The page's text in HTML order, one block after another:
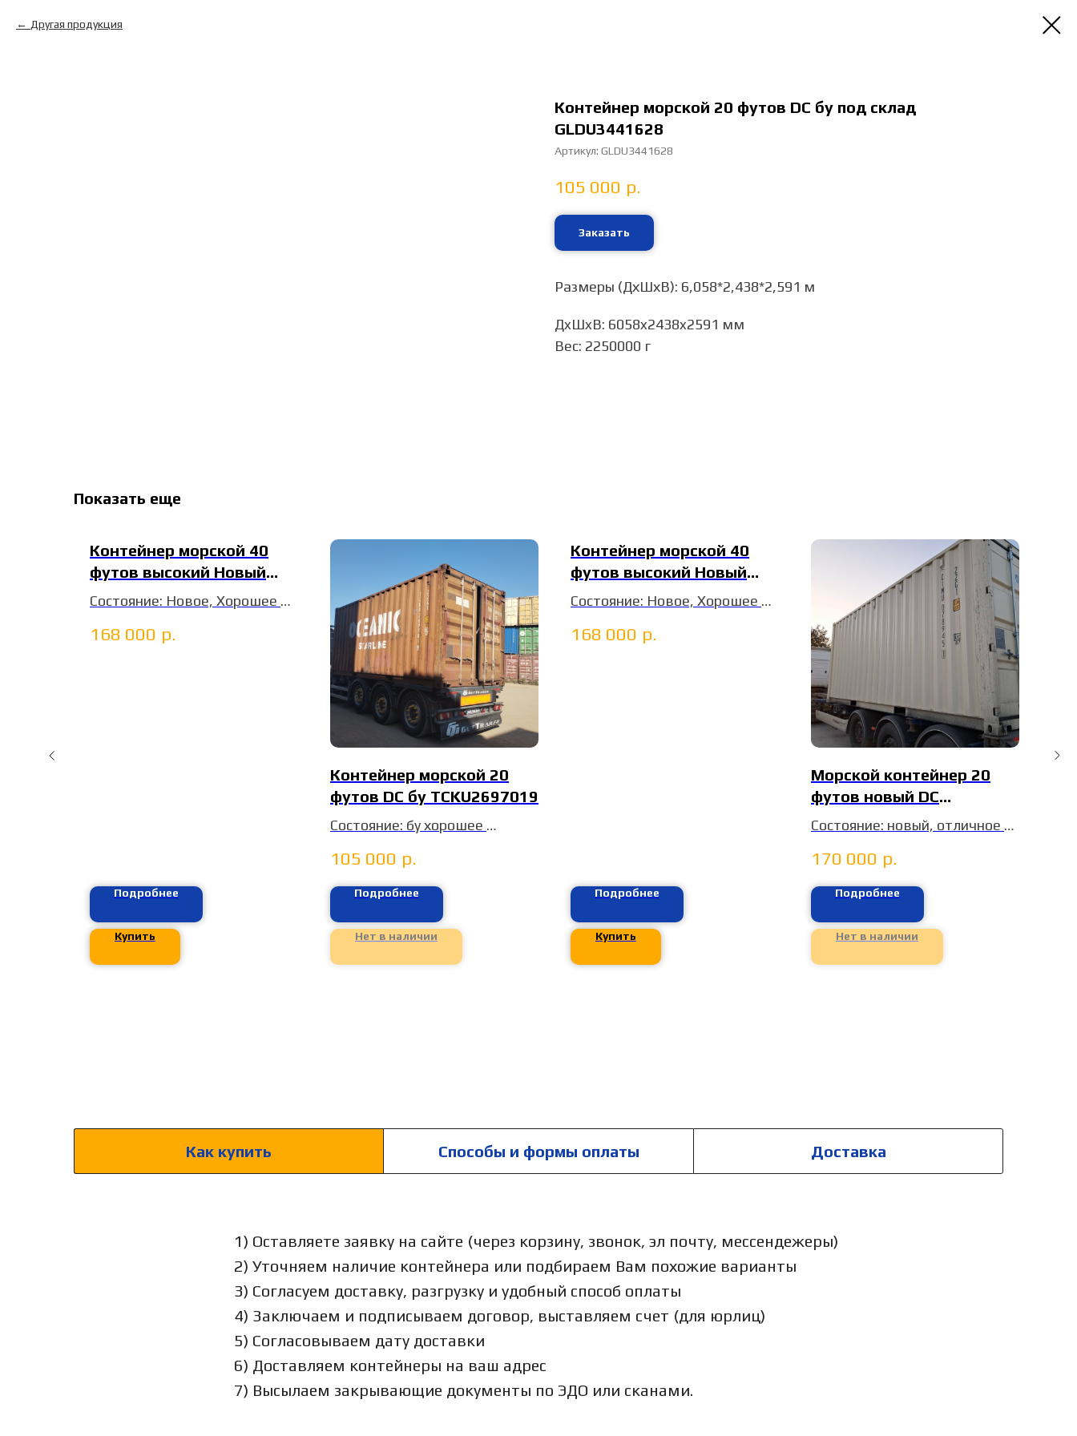
Другая продукция
Контейнер морской 20 футов DC бу под склад
GLDU3441628
Артикул: GLDU3441628
105 000 р.
Заказать
Размеры (ДхШхВ): 6,058*2,438*2,591 м
ДxШxВ: 6058x2438x2591 мм
Вес: 2250000 г
Показать еще
Контейнер морской 40
футов высокий Новый
HPCU4918659
Состояние: Новое, Хорошее
т. Ванконтейнер
168 000 р.
Подробнее
Купить
Контейнер морской 20
футов DC бу TCKU2697019
Состояние: бу хорошее
6,058*2,438*2,591 м
Цена без НДС
Островцы
105 000 р.
Подробнее
Нет в наличии
Контейнер морской 40
футов высокий Новый
CIMU1667946
Состояние: Новое, Хорошее
т. Контбейс Кузнецово
168 000 р.
Подробнее
Купить
Морской контейнер 20
футов новый DC
CIMU0789451
Состояние: новый, отличное
цвет: белый / бежевый
Терминал: Контбейс
цена без НДС
170 000 р.
Подробнее
Нет в наличии
Как купить Способы и формы оплаты Доставка
1) Оставляете заявку на сайте (через корзину, звонок, эл почту, мессендежеры)
2) Уточняем наличие контейнера или подбираем Вам похожие варианты
3) Согласуем доставку, разгрузку и удобный способ оплаты
4) Заключаем и подписываем договор, выставляем счет (для юрлиц)
5) Согласовываем дату доставки
6) Доставляем контейнеры на ваш адрес
7) Высылаем закрывающие документы по ЭДО или сканами.